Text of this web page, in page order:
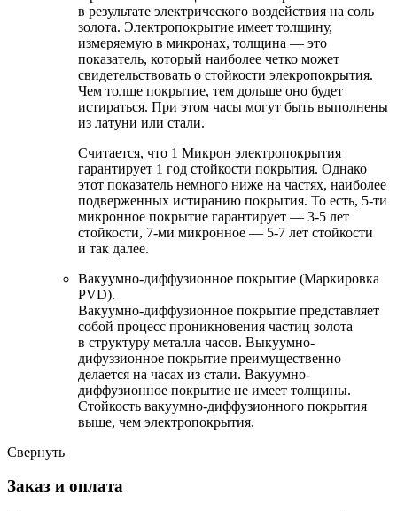
в результате электрического воздействия на соль
золота. Электропокрытие имеет толщину,
измеряемую в микронах, толщина — это
показатель, который наиболее четко может
свидетельствовать о стойкости элекропокрытия.
Чем толще покрытие, тем дольше оно будет
истираться. При этом часы могут быть выполнены
из латуни или стали.
Считается, что 1 Микрон электропокрытия
гарантирует 1 год стойкости покрытия. Однако
этот показатель немного ниже на частях, наиболее
подверженных истиранию покрытия. То есть, 5-ти
микронное покрытие гарантирует — 3-5 лет
стойкости, 7-ми микронное — 5-7 лет стойкости
и так далее.
Вакуумно-диффузионное покрытие (Маркировка
PVD).
Вакуумно-диффузионное покрытие представляет
собой процесс проникновения частиц золота
в структуру металла часов. Выкуумно-
дифуззионное покрытие преимущественно
делается на часах из стали. Вакуумно-
диффузионное покрытие не имеет толщины.
Стойкость вакуумно-диффузионного покрытия
выше, чем электропокрытия.
Свернуть
Заказ и оплата